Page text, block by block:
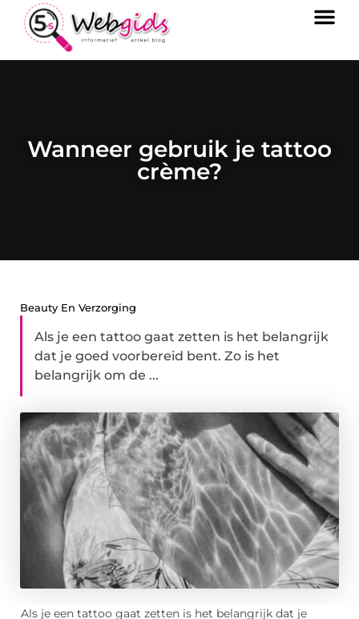
Wanneer gebruik je tattoo
crème?
Beauty En Verzorging
Als je een tattoo gaat zetten is het belangrijk
dat je goed voorbereid bent. Zo is het
belangrijk om de ...
Als je een tattoo gaat zetten is het belangrijk dat je